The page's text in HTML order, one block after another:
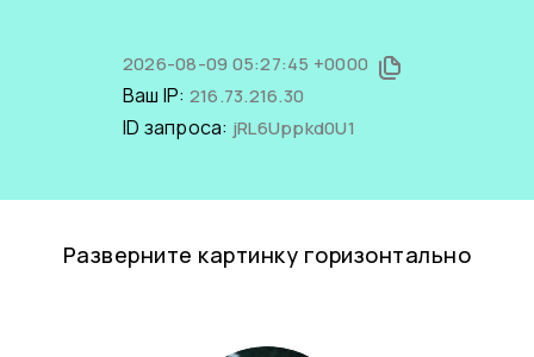
2026-08-09 05:27:45 +0000
Ваш IP: 216.73.216.30
ID запроса: jRL6Uppkd0U1
Разверните картинку горизонтально